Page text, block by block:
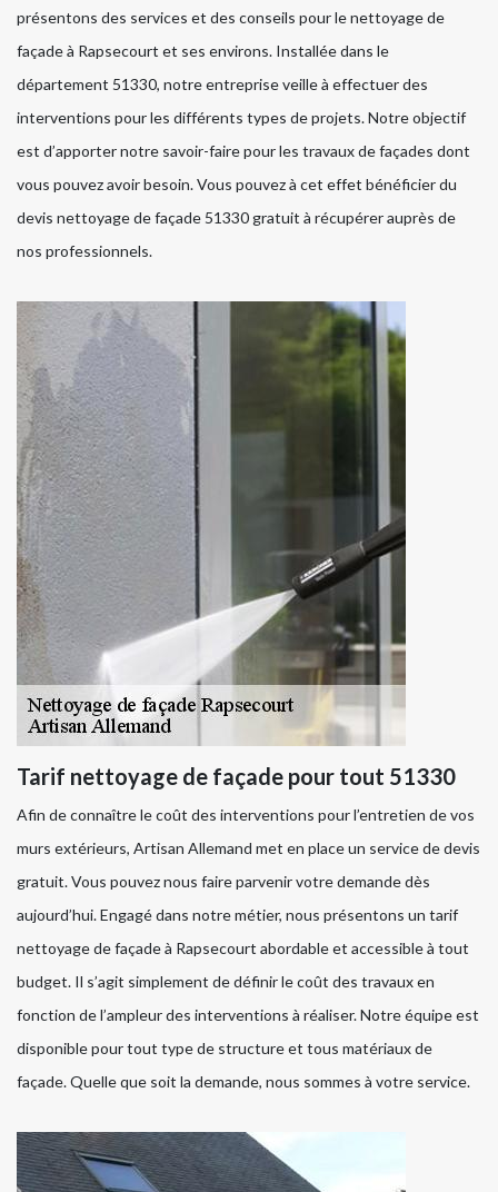
présentons des services et des conseils pour le nettoyage de
façade à Rapsecourt et ses environs. Installée dans le
département 51330, notre entreprise veille à effectuer des
interventions pour les différents types de projets. Notre objectif
est d’apporter notre savoir-faire pour les travaux de façades dont
vous pouvez avoir besoin. Vous pouvez à cet effet bénéficier du
devis nettoyage de façade 51330 gratuit à récupérer auprès de
nos professionnels.
Tarif nettoyage de façade pour tout 51330
Afin de connaître le coût des interventions pour l’entretien de vos
murs extérieurs, Artisan Allemand met en place un service de devis
gratuit. Vous pouvez nous faire parvenir votre demande dès
aujourd’hui. Engagé dans notre métier, nous présentons un tarif
nettoyage de façade à Rapsecourt abordable et accessible à tout
budget. Il s’agit simplement de définir le coût des travaux en
fonction de l’ampleur des interventions à réaliser. Notre équipe est
disponible pour tout type de structure et tous matériaux de
façade. Quelle que soit la demande, nous sommes à votre service.